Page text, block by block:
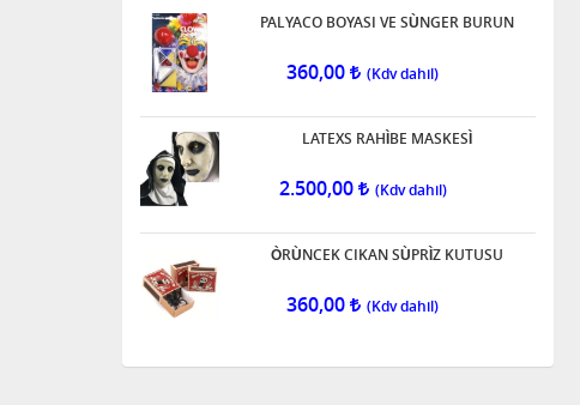
PALYACO BOYASI VE SÙNGER BURUN
360,00
LATEXS RAHÌBE MASKESÌ
2.500,00
ÒRÙNCEK CIKAN SÙPRÌZ KUTUSU
360,00